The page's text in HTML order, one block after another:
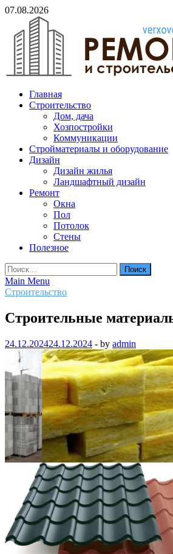
Skip
content
07.08.2026
verxovodov.ru
Ремонт и строительство
Главная
Строительство
Дом, дача
Хозпостройки
Коммуникации
Стройматериалы и оборудование
Дизайн
Дизайн жилья
Ландшафтный дизайн
Ремонт
Окна
Пол
Потолок
Стены
Полезное
Найти:
Main Menu
Строительство
Строительные
24.12.202424.12.2024 - by admin